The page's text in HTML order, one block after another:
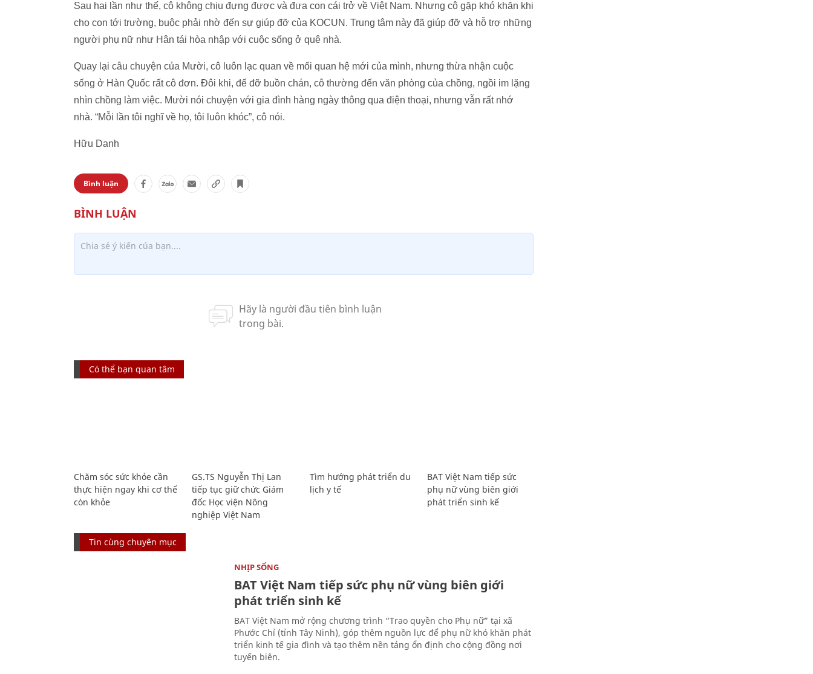
Sau hai lần như thế, cô không chịu đựng được và đưa con cái trở về Việt Nam. Nhưng cô gặp khó khăn khi
cho con tới trường, buộc phải nhờ đến sự giúp đỡ của KOCUN. Trung tâm này đã giúp đỡ và hỗ trợ những
người phụ nữ như Hân tái hòa nhập với cuộc sống ở quê nhà.
Quay lại câu chuyện của Mười, cô luôn lạc quan về mối quan hệ mới của mình, nhưng thừa nhận cuộc
sống ở Hàn Quốc rất cô đơn. Đôi khi, để đỡ buồn chán, cô thường đến văn phòng của chồng, ngồi im lặng
nhìn chồng làm việc. Mười nói chuyện với gia đình hàng ngày thông qua điện thoại, nhưng vẫn rất nhớ
nhà. “Mỗi lần tôi nghĩ về họ, tôi luôn khóc”, cô nói.
Hữu Danh
Bình luận
Có thể bạn quan tâm
Chăm sóc sức khỏe cần
thực hiện ngay khi cơ thể
còn khỏe
GS.TS Nguyễn Thị Lan
tiếp tục giữ chức Giám
đốc Học viện Nông
nghiệp Việt Nam
Tìm hướng phát triển du
lịch y tế
BAT Việt Nam tiếp sức
phụ nữ vùng biên giới
phát triển sinh kế
Tin cùng chuyên mục
NHỊP SỐNG
BAT Việt Nam tiếp sức phụ nữ vùng biên giới
phát triển sinh kế
BAT Việt Nam mở rộng chương trình “Trao quyền cho Phụ nữ” tại xã
Phước Chỉ (tỉnh Tây Ninh), góp thêm nguồn lực để phụ nữ khó khăn phát
triển kinh tế gia đình và tạo thêm nền tảng ổn định cho cộng đồng nơi
tuyến biên.